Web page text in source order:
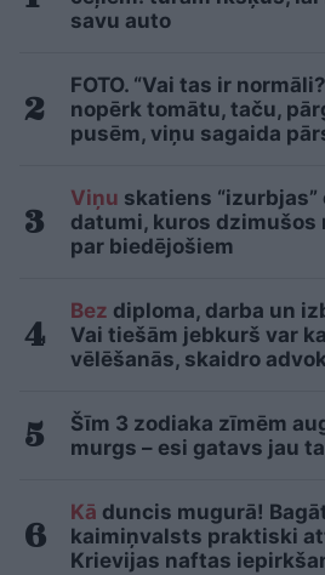
savu auto
FOTO. “Vai tas ir
nopērk tomātu, taču,
pusēm, viņu sagaida
Viņu skatiens
datumi, kuros
par biedējošiem
Bez diploma, darba un
Vai tiešām jebkurš var
vēlēšanās, skaidro
Šīm 3 zodiaka zīmēm
murgs – esi gatavs jau
Kā duncis mugurā!
kaimiņvalsts praktiski
Krievijas naftas